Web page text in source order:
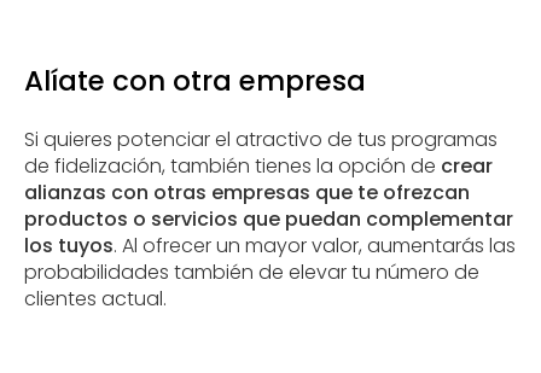
Alíate con otra empresa
Si quieres potenciar el atractivo de tus programas
de fidelización, también tienes la opción de crear
alianzas con otras empresas que te ofrezcan
productos o servicios que puedan complementar
los tuyos. Al ofrecer un mayor valor, aumentarás las
probabilidades también de elevar tu número de
clientes actual.